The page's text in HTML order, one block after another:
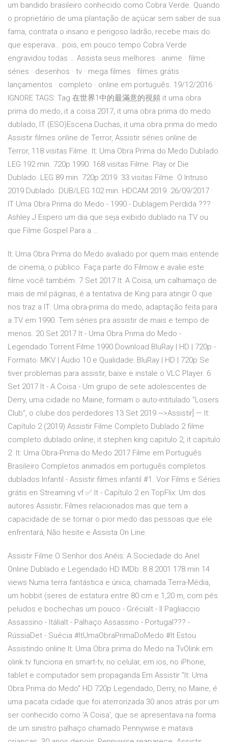
um bandido brasileiro conhecido como Cobra Verde. Quando
o proprietário de uma plantação de açúcar sem saber de sua
fama, contrata o insano e perigoso ladrão, recebe mais do
que esperava… pois, em pouco tempo Cobra Verde
engravidou todas … Assista seus melhores · anime · filme ·
séries · desenhos · tv · mega filmes · filmes grátis ·
lançamentos · completo · online em português. 19/12/2016 ·
IGNORE TAGS: Tag 在世界1中的最滿意的視頻 it uma obra
prima do medo, it a coisa 2017, it uma obra prima do medo
dublado, IT (ESO)Escena Duchas, it uma obra prima do medo
Assistir filmes online de Terror, Assistir séries online de
Terror, 118 visitas Filme. It: Uma Obra Prima do Medo Dublado.
LEG 192 min. 720p 1990. 168 visitas Filme. Play or Die
Dublado. LEG 89 min. 720p 2019. 33 visitas Filme. O Intruso
2019 Dublado. DUB/LEG 102 min. HDCAM 2019. 26/09/2017 ·
IT Uma Obra Prima do Medo - 1990 - Dublagem Perdida ???
Ashley J Espero um dia que seja exibido dublado na TV ou
que Filme Gospel Para a …
It: Uma Obra Prima do Medo avaliado por quem mais entende
de cinema, o público. Faça parte do Filmow e avalie este
filme você também. 7 Set 2017 It: A Coisa, um calhamaço de
mais de mil páginas, é a tentativa de King para atingir O que
nos traz a IT: Uma obra-prima do medo, adaptação feita para
a TV em 1990. Tem séries pra assistir de mais e tempo de
menos. 20 Set 2017 It - Uma Obra Prima do Medo -
Legendado Torrent Filme 1990 Download BluRay | HD | 720p -
Formato: MKV | Áudio 10 e Qualidade: BluRay | HD | 720p Se
tiver problemas para assistir, baixe e instale o VLC Player. 6
Set 2017 It - A Coisa - Um grupo de sete adolescentes de
Derry, uma cidade no Maine, formam o auto-intitulado "Losers
Club", o clube dos perdedores 13 Set 2019 ~>Assistir] — It:
Capítulo 2 (2019) Assistir Filme Completo Dublado 2 filme
completo dublado online, it stephen king capitulo 2, it capitulo
2 It: Uma Obra-Prima do Medo 2017 Filme em Português
Brasileiro Completos animados em português completos
dublados Infantil - Assistir filmes infantil #1. Voir Films e Séries
grátis en Streaming vf ✅ It - Capítulo 2 en TopFlix: Um dos
autores Assistir; Filmes relacionados mas que tem a
capacidade de se tornar o pior medo das pessoas que ele
enfrentará, Não hesite e Assista On Line.
Assistir Filme O Senhor dos Anéis: A Sociedade do Anel
Online Dublado e Legendado HD IMDb: 8.8 2001 178 min 14
views Numa terra fantástica e única, chamada Terra-Média,
um hobbit (seres de estatura entre 80 cm e 1,20 m, com pés
peludos e bochechas um pouco - GréciaIt - Il Pagliaccio
Assassino - ItáliaIt - Palhaço Assassino - Portugal??? -
RússiaDet - Suécia #ItUmaObraPrimaDoMedo #It Estou
Assistindo online It: Uma Obra prima do Medo na TvOlink em
olink.tv funciona en smart-tv, no celular, em ios, no iPhone,
tablet e computador sem propaganda Em Assistir "It: Uma
Obra Prima do Medo" HD 720p Legendado, Derry, no Maine, é
uma pacata cidade que foi aterrorizada 30 anos atrás por um
ser conhecido como 'A Coisa', que se apresentava na forma
de um sinistro palhaço chamado Pennywise e matava